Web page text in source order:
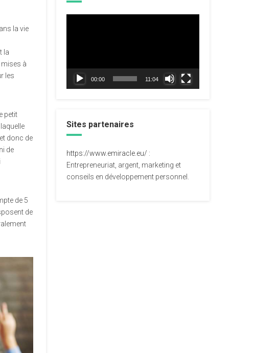
la vie
la
mises à
les
petit
donc de
de
de 5
de
00:00 11:04
Sites partenaires
https://www.emiracle.eu/ :
Entrepreneuriat, argent, marketing et
conseils en développement personnel.